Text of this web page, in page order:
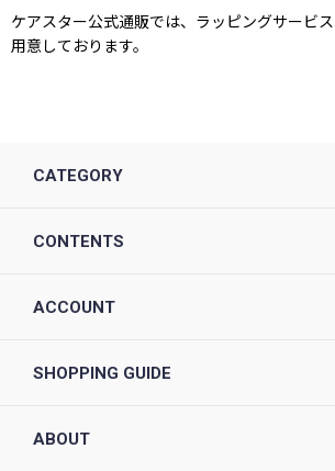
ケアスター公式通販では、ラッピングサービ
用意しております。
CATEGORY
CONTENTS
ACCOUNT
SHOPPING GUIDE
ABOUT